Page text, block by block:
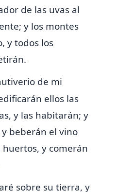
de las uvas al
y los montes
y todos los
de mi
ellos las
y las habitarán; y
beberán el vino
y comerán
sobre su tierra, y